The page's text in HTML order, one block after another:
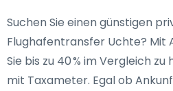
Suchen Sie einengünstigen
Flughafentransfer Uchte? Mit
Sie bis zu 40 % im Vergleich
mit Taxameter. Egal ob